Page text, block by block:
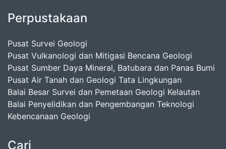
Perpustakaan
Pusat Survei Geologi
Pusat Vulkanologi dan Mitigasi Bencana Geologi
Pusat Sumber Daya Mineral, Batubara dan Panas Bumi
Pusat Air Tanah dan Geologi Tata Lingkungan
Balai Besar Survei dan Pemetaan Geologi Kelautan
Balai Penyelidikan dan Pengembangan Teknologi
Kebencanaan Geologi
Cari